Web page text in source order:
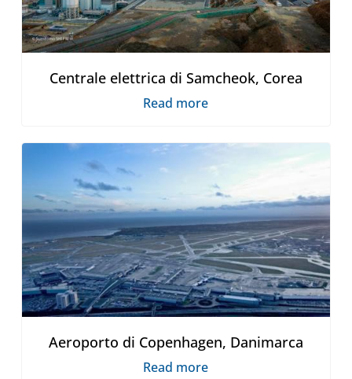
Centrale elettrica di Samcheok, Corea
Read more
Aeroporto di Copenhagen, Danimarca
Read more